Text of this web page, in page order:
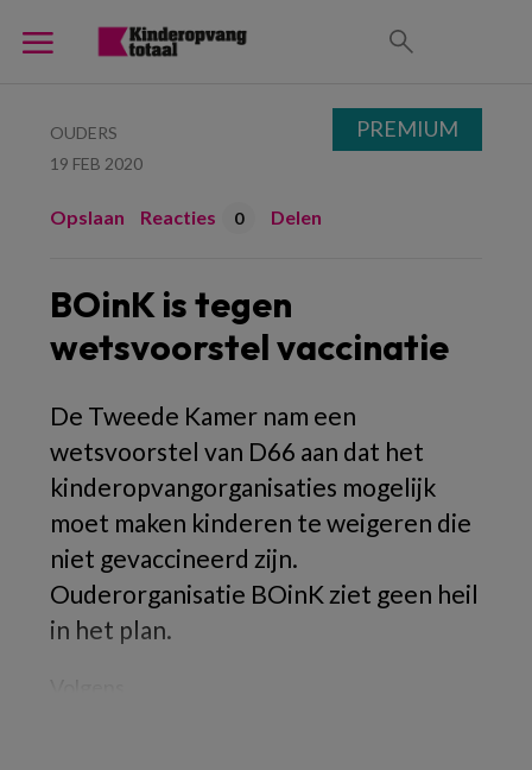
OUDERS
19 FEB 2020
Opslaan Reacties 0 Delen
BOinK is tegen
wetsvoorstel vaccinatie
De Tweede Kamer nam een
wetsvoorstel van D66 aan dat het
kinderopvangorganisaties mogelijk
moet maken kinderen te weigeren die
niet gevaccineerd zijn.
Ouderorganisatie BOinK ziet geen heil
in het plan.
PREMIUM